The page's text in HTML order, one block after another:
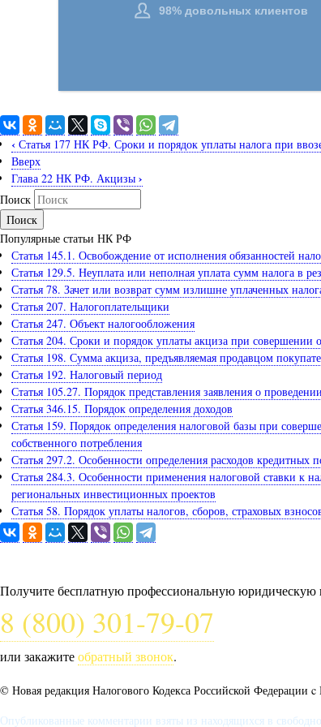
‹ Статья 177 НК РФ. Сроки и порядок уплаты налога при
Вверх
Глава 22 НК РФ. Акцизы ›
Поиск
Популярные статьи НК РФ
Статья 145.1. Освобождение от исполнения обязанностей
Статья 129.5. Неуплата или неполная уплата сумм налога в
Статья 78. Зачет или возврат сумм излишне уплаченных
Статья 207. Налогоплательщики
Статья 247. Объект налогообложения
Статья 204. Сроки и порядок уплаты акциза при совершении
Статья 198. Сумма акциза, предъявляемая продавцом
Статья 192. Налоговый период
Статья 105.27. Порядок представления заявления о
Статья 346.15. Порядок определения доходов
Статья 159. Порядок определения налоговой базы при
собственного потребления
Статья 297.2. Особенности определения расходов
Статья 284.3. Особенности применения налоговой ставки к
региональных инвестиционных проектов
Статья 58. Порядок уплаты налогов, сборов, страховых
Получите бесплатную профессиональную юридическую
8 (800) 301-79-07
или закажитеобратный звонок.
© Новая редакция Налогового Кодекса Российской Федерации
Опубликованные комментарии взяты из находящихся в